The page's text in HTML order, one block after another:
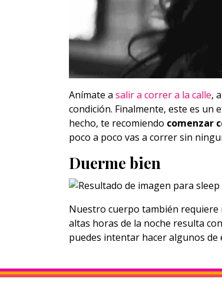
Anímate a salir a correr a la calle,
condición. Finalmente, este es un
hecho, te recomiendo comenzar
poco a poco vas a correr sin
Duerme bien
Nuestro cuerpo también
altas horas de la noche resulta
puedes intentar hacer algunos de